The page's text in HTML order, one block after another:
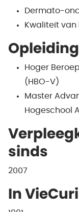
Dermato-
Kwaliteit van
Hoger
(HBO-V)
Master
Hogeschool
sinds
2007
In